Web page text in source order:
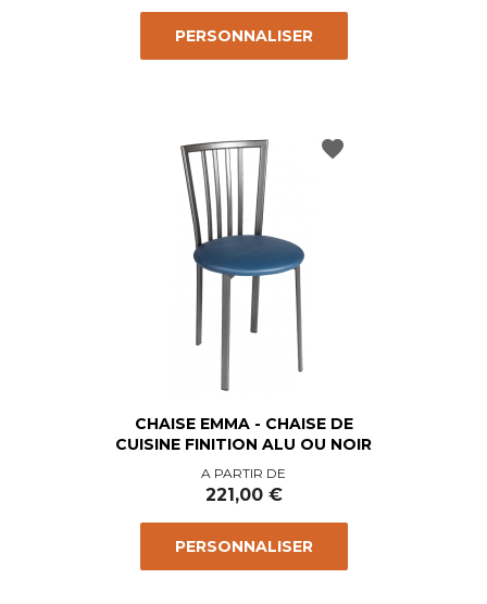
PERSONNALISER
CHAISE EMMA - CHAISE DE
CUISINE FINITION ALU OU NOIR
Prix
A PARTIR DE
221,00 €
PERSONNALISER
favorite